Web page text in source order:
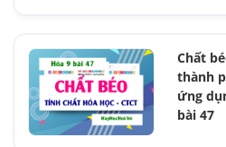
Chất
thành
ứng
bài 47